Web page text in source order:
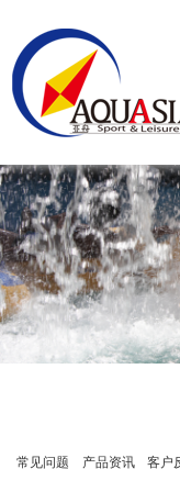
常见问题 产品资讯 客户